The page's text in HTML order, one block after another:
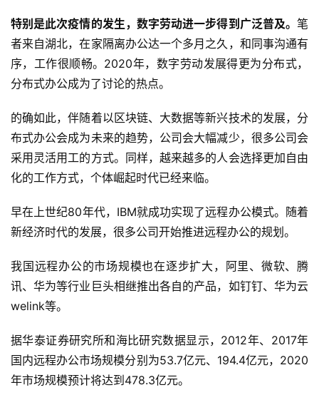
特别是此次疫情的发生，数字劳动进一步得到广泛普及。 笔
者来自湖北，在家隔离办公达一个多月之久，和同事沟通有
序，工作很顺畅。2020年，数字劳动发展得更为分布式，
分布式办公成为了讨论的热点。
的确如此，伴随着以区块链、大数据等新兴技术的发展，分
布式办公会成为未来的趋势，公司会大幅减少，很多公司会
采用灵活用工的方式。同样，越来越多的人会选择更加自由
化的工作方式，个体崛起时代已经来临。
早在上世纪80年代，IBM就成功实现了远程办公模式。随着
新经济时代的发展，很多公司开始推进远程办公的规划。
我国远程办公的市场规模也在逐步扩大，阿里、微软、腾
讯、华为等行业巨头相继推出各自的产品，如钉钉、华为云
welink等。
据华泰证券研究所和海比研究数据显示，2012年、2017年
国内远程办公市场规模分别为53.7亿元、194.4亿元，2020
年市场规模预计将达到478.3亿元。